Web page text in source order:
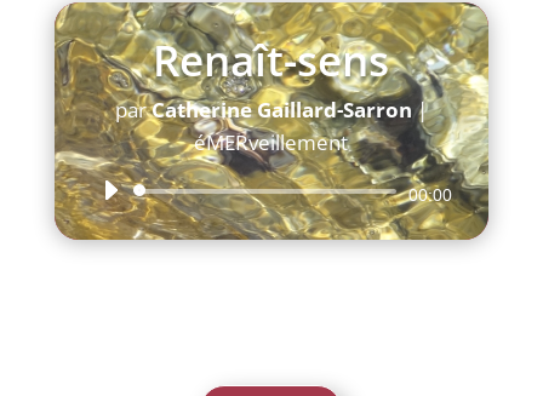
Renaît-sens
parCatherine Gaillard-Sarron|
éMERveillement
Lecteur
audio
00:00